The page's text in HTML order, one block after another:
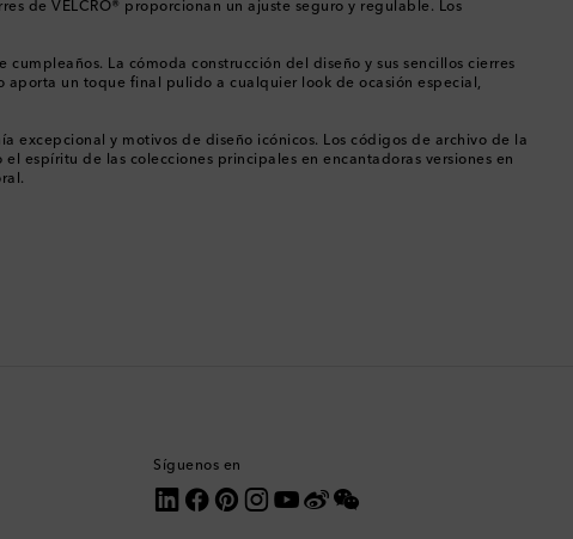
de VELCRO® proporcionan un ajuste seguro y regulable. Los
La cómoda construcción del diseño y sus sencillos cierres
un toque final pulido a cualquier look de ocasión especial,
excepcional y motivos de diseño icónicos. Los códigos de archivo de la
espíritu de las colecciones principales en encantadoras versiones en
Síguenos en
Chequia
Chile
Costa Rica